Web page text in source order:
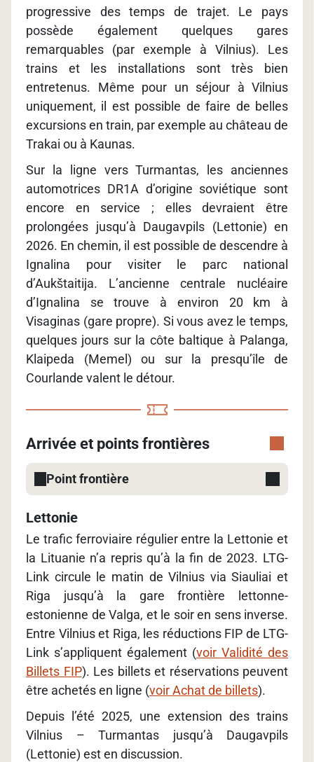
progressive des temps de trajet. Le pays
possède également quelques gares
remarquables (par exemple à Vilnius). Les
trains et les installations sont très bien
entretenus. Même pour un séjour à Vilnius
uniquement, il est possible de faire de belles
excursions en train, par exemple au château de
Trakai ou à Kaunas.
Sur la ligne vers Turmantas, les anciennes
automotrices DR1A d’origine soviétique sont
encore en service ; elles devraient être
prolongées jusqu’à Daugavpils (Lettonie) en
2026. En chemin, il est possible de descendre à
Ignalina pour visiter le parc national
d’Aukštaitija. L’ancienne centrale nucléaire
d’Ignalina se trouve à environ 20 km à
Visaginas (gare propre). Si vous avez le temps,
quelques jours sur la côte baltique à Palanga,
Klaipeda (Memel) ou sur la presqu’île de
Courlande valent le détour.
Arrivée et points frontières
Point frontière
Lettonie
Le trafic ferroviaire régulier entre la Lettonie et
la Lituanie n’a repris qu’à la fin de 2023. LTG-
Link circule le matin de Vilnius via Siauliai et
Riga jusqu’à la gare frontière lettonne-
estonienne de Valga, et le soir en sens inverse.
Entre Vilnius et Riga, les réductions FIP de LTG-
Link s’appliquent également (voir Validité des
Billets FIP). Les billets et réservations peuvent
être achetés en ligne (voir Achat de billets).
Depuis l’été 2025, une extension des trains
Vilnius – Turmantas jusqu’à Daugavpils
(Lettonie) est en discussion.